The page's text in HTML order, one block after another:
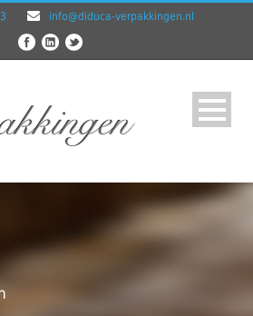
info@diduca-verpakkingen.nl